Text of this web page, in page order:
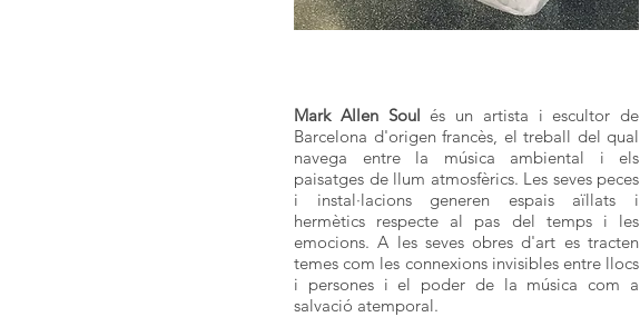
Mark Allen Soul és un artista i escultor de
Barcelona d'origen francès, el treball del qual
navega entre la música ambiental i els
paisatges de llum atmosfèrics. Les seves peces
i instal·lacions generen espais aïllats i
hermètics respecte al pas del temps i les
emocions. A les seves obres d'art es tracten
temes com les connexions invisibles entre llocs
i persones i el poder de la música com a
salvació atemporal.